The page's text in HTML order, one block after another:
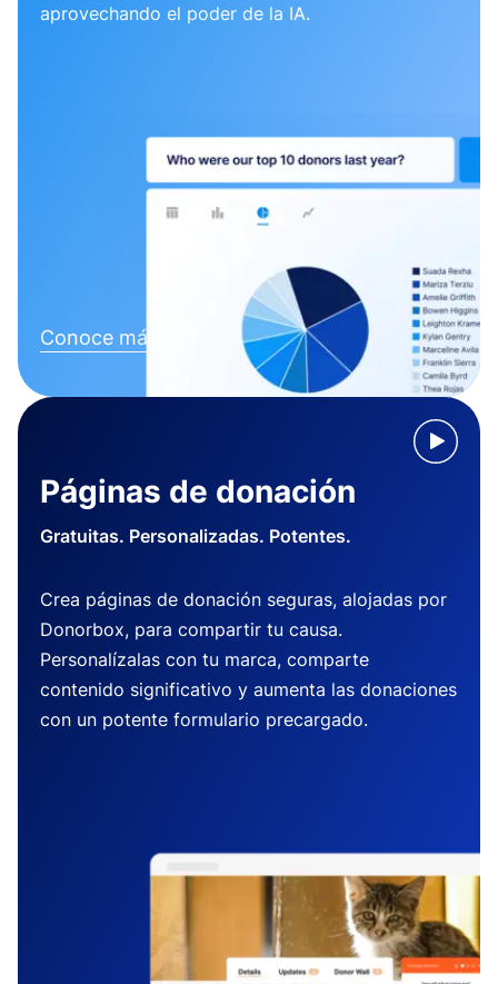
aprovechando el poder de la IA.
Conoce más
Páginas de donación
Gratuitas. Personalizadas. Potentes.
Crea páginas de donación seguras, alojadas por
Donorbox, para compartir tu causa.
Personalízalas con tu marca, comparte
contenido significativo y aumenta las donaciones
con un potente formulario precargado.